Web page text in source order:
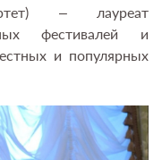
– лауреат
фестивалей и
и популярных